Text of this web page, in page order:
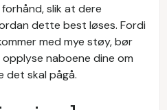
slik at dere
dette best løses. Fordi
med mye støy, bør
naboene dine om
det skal pågå.